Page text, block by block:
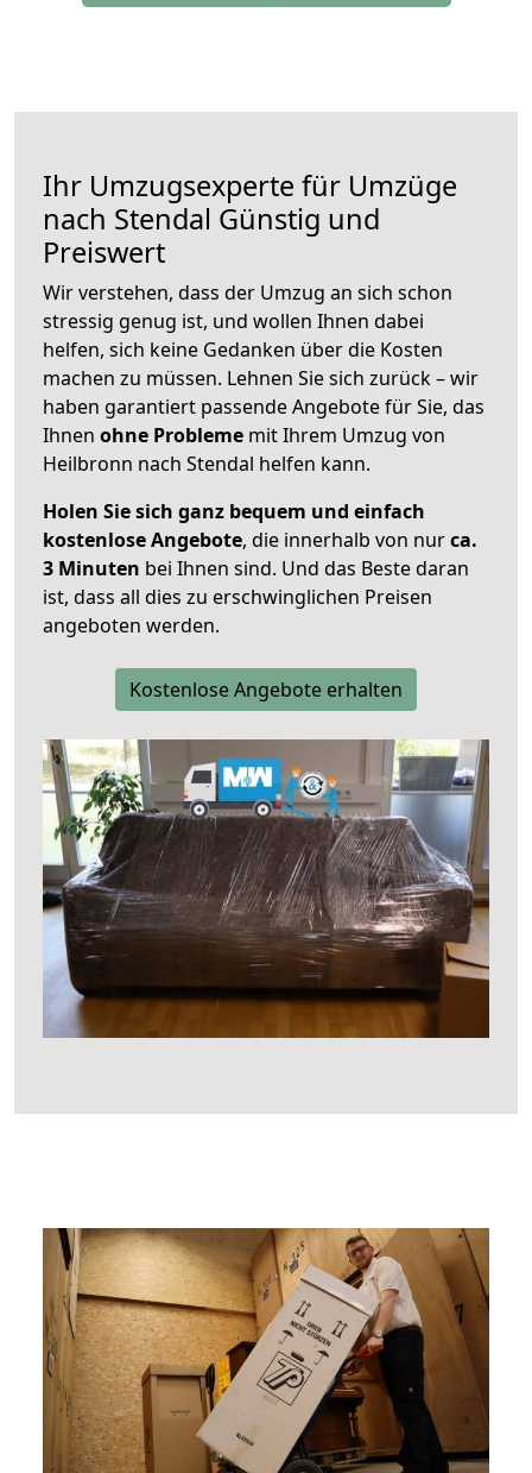
Ihr Umzugsexperte für Umzüge
nach Stendal Günstig und
Preiswert
Wir verstehen, dass der Umzug an sich schon
stressig genug ist, und wollen Ihnen dabei
helfen, sich keine Gedanken über die Kosten
machen zu müssen. Lehnen Sie sich zurück – wir
haben garantiert passende Angebote für Sie, das
Ihnen ohne Probleme mit Ihrem Umzug von
Heilbronn nach Stendal helfen kann.
Holen Sie sich ganz bequem und einfach
kostenlose Angebote, die innerhalb von nurca.
3 Minuten bei Ihnen sind. Und das Beste daran
ist, dass all dies zu erschwinglichen Preisen
angeboten werden.
Kostenlose Angebote erhalten